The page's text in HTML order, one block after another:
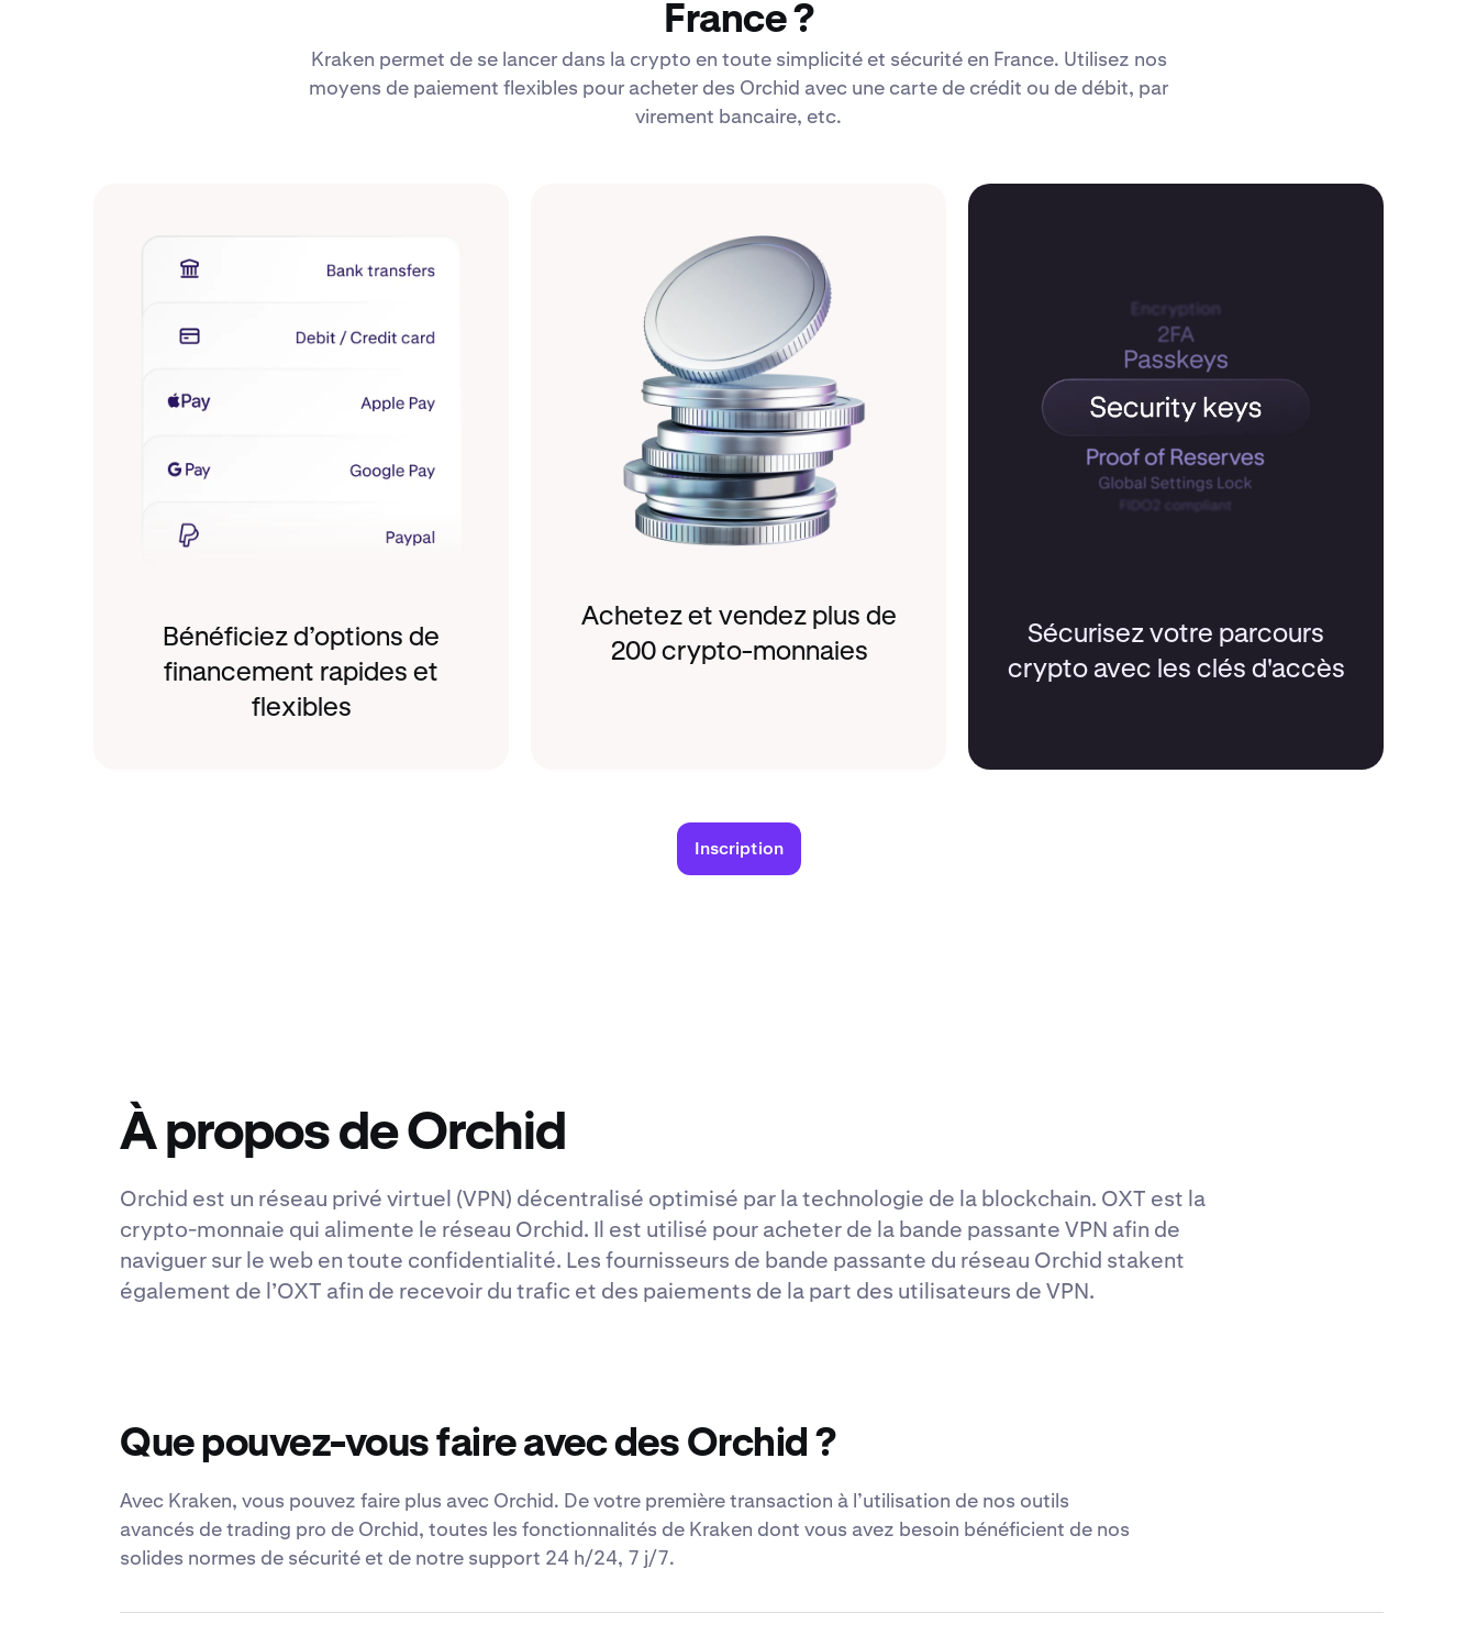
France ?
Kraken permet de se lancer dans la crypto en toute simplicité et sécurité en France. Utilisez nos
moyens de paiement flexibles pour acheter des Orchid avec une carte de crédit ou de débit, par
virement bancaire, etc.
Bénéficiez d’options de
financement rapides et
flexibles
Achetez et vendez plus de
200 crypto-monnaies
Sécurisez votre parcours
crypto avec les clés d'accès
Inscription
À propos de Orchid
Orchid est un réseau privé virtuel (VPN) décentralisé optimisé par la technologie de la blockchain. OXT est la
crypto-monnaie qui alimente le réseau Orchid. Il est utilisé pour acheter de la bande passante VPN afin de
naviguer sur le web en toute confidentialité. Les fournisseurs de bande passante du réseau Orchid stakent
également de l’OXT afin de recevoir du trafic et des paiements de la part des utilisateurs de VPN.
Que pouvez-vous faire avec des Orchid ?
Avec Kraken, vous pouvez faire plus avec Orchid. De votre première transaction à l’utilisation de nos outils
avancés de trading pro de Orchid, toutes les fonctionnalités de Kraken dont vous avez besoin bénéficient de nos
solides normes de sécurité et de notre support 24 h/24, 7 j/7.